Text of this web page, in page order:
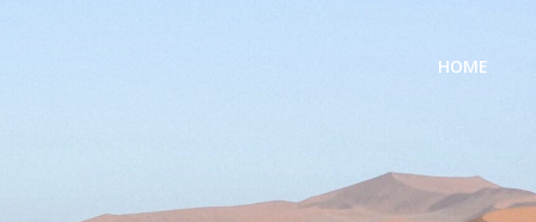
HOME